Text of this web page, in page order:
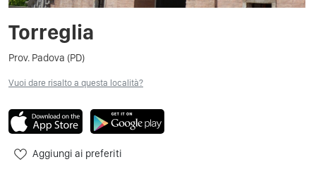
Torreglia
Prov. Padova (PD)
Vuoi dare risalto a questa località?
Aggiungi ai preferiti